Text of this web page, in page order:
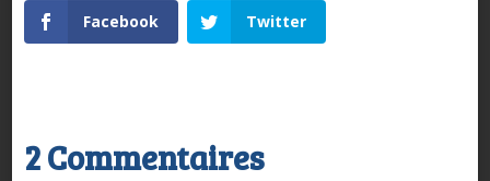
Facebook Twitter
2 Commentaires